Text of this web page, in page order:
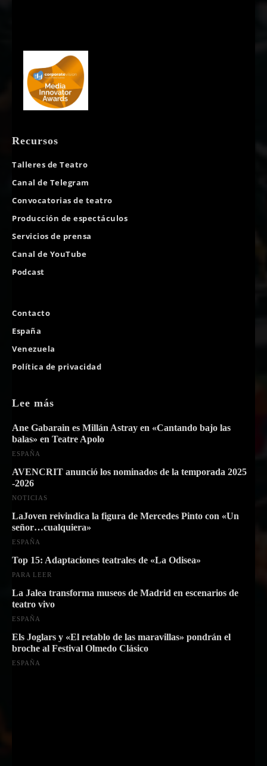
Recursos
Talleres de Teatro
Canal de Telegram
Convocatorias de teatro
Producción de espectáculos
Servicios de prensa
Canal de YouTube
Podcast
Contacto
España
Venezuela
Política de privacidad
Lee más
Ane Gabarain es Millán Astray en «Cantando bajo las
balas» en Teatre Apolo
ESPAÑA
AVENCRIT anunció los nominados de la temporada 2025
-2026
NOTICIAS
LaJoven reivindica la figura de Mercedes Pinto con «Un
señor…cualquiera»
ESPAÑA
Top 15: Adaptaciones teatrales de «La Odisea»
PARA LEER
La Jalea transforma museos de Madrid en escenarios de
teatro vivo
ESPAÑA
Els Joglars y «El retablo de las maravillas» pondrán el
broche al Festival Olmedo Clásico
ESPAÑA